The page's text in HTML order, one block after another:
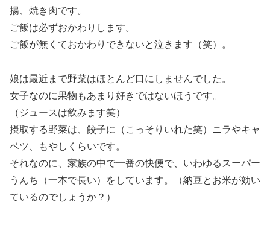
揚、焼き肉です。
ご飯は必ずおかわりします。
ご飯が無くておかわりできないと泣きます（笑）。
娘は最近まで野菜はほとんど口にしませんでした。
女子なのに果物もあまり好きではないほうです。
（ジュースは飲みます笑）
摂取する野菜は、餃子に（こっそりいれた笑）ニラやキャ
ベツ、もやしくらいです。
それなのに、家族の中で一番の快便で、いわゆるスーパー
うんち（一本で長い）をしています。（納豆とお米が効い
ているのでしょうか？）